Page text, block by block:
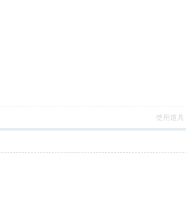
使用道具